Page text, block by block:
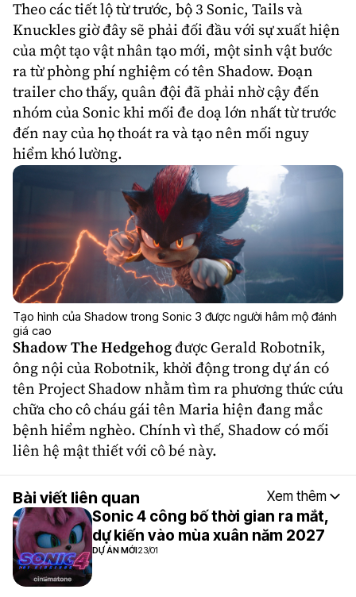
Theo các tiết lộ từ trước, bộ 3 Sonic, Tailsvà
Knuckles giờ đây sẽ phải đối đầu với sự xuất hiện
của một tạo vật nhân tạo mới, một sinh vật bước
ra từ phòng phí nghiệm có tên Shadow. Đoạn
trailer cho thấy, quân đội đã phải nhờ cậy đến
nhóm của Sonic khi mối đe doạ lớn nhất từ trước
đến nay của họ thoát ra và tạo nên mối nguy
hiểm khó lường.
Tạo hình của Shadow trong Sonic 3 được người hâm mộ đánh
giá cao
Shadow The Hedgehogđược Gerald Robotnik,
ông nội của Robotnik, khởi động trong dự án có
tên Project Shadow nhằm tìm ra phương thức cứu
chữa cho cô cháu gái tên Maria hiện đang mắc
bệnh hiểm nghèo. Chính vì thế, Shadow có mối
liên hệ mật thiết với cô bé này.
Bài viết liên quan Xem thêm
Sonic 4 công bố thời gian ra mắt,
dự kiến vào mùa xuân năm 2027
DỰ ÁN MỚI23/01